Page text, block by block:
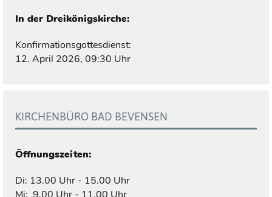
In der Dreikönigskirche:
Konfirmationsgottesdienst:
12. April 2026, 09:30 Uhr
KIRCHENBÜRO BAD BEVENSEN
Öffnungszeiten:
Di: 13.00 Uhr - 15.00 Uhr